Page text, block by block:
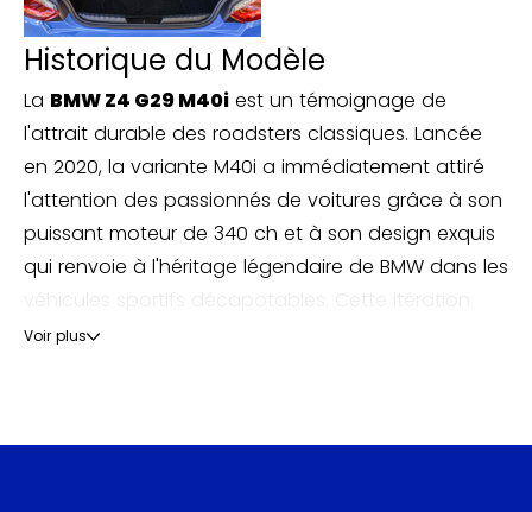
- Différentiel autobloquant M Sport
- Suspensions Select Drive M
- Park Assist : stationnement semi-automatique
Historique du Modèle
La BMW Z4 G29 M40i est un témoignage de
l'attrait durable des roadsters classiques. Lancée
en 2020, la variante M40i a immédiatement attiré
l'attention des passionnés de voitures grâce à son
puissant moteur de 340 ch et à son design exquis
qui renvoie à l'héritage légendaire de BMW dans les
était particulièrement remarquable pour avoir
Voir plus